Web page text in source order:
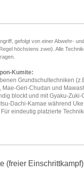
gefolgt von einer Abwehr-
höchstens zwei). Alle
Kumite:
Grundschultechniken
Mae-Geri-Chudan und
blockt und mit Gyaku-Zuki-
Dachi-Kamae während
eindeutig platzierte
(freier Einschrittkampf)